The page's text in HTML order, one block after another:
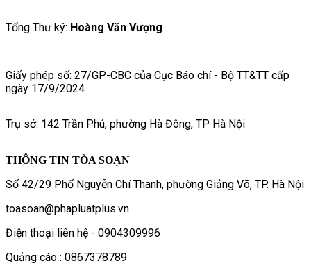
Tổng Thư ký: Hoàng Văn Vượng
Giấy phép số: 27/GP-CBC của Cục Báo chí - Bộ TT&TT cấp
ngày 17/9/2024
Trụ sở: 142 Trần Phú, phường Hà Đông, TP Hà Nội
THÔNG TIN TÒA SOẠN
Số 42/29 Phố Nguyễn Chí Thanh, phường Giảng Võ, TP. Hà Nội
toasoan@phapluatplus.vn
Điện thoại liên hệ - 0904309996
Quảng cáo : 0867378789